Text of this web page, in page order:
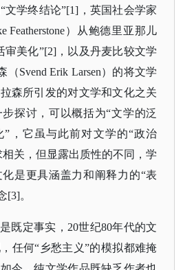
文学终结论”[1]，英国社会学家
Featherstone）从鲍德里亚那儿
审美化”[2]，以及丹麦比较文学
（Svend Erik Larsen）的将文学
森所引发的对文学和文化之关
探讨，可以概括为“文学的泛
”，它虽与此前对文学的“政治
相关，但显露出质性的不同，学
是更具涵盖力和阐释力的“表
[3]。
既定事实， 20世纪80年代的文
任何“乡愁主义”的模拟都难掩